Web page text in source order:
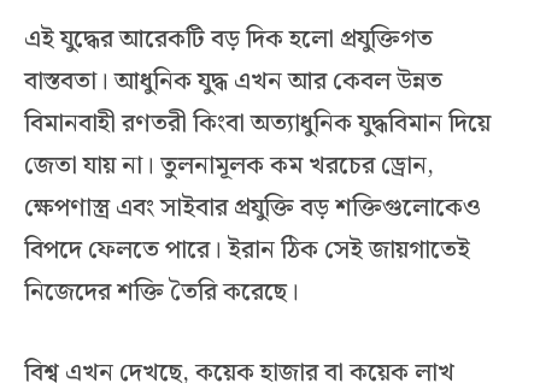
এই যুদ্ধের আরেকটি বড় দিক হলো প্রযুক্তিগত
বাস্তবতা। আধুনিক যুদ্ধ এখন আর কেবল উন্নত
বিমানবাহী রণতরী কিংবা অত্যাধুনিক যুদ্ধবিমান দিয়ে
জেতা যায় না। তুলনামূলক কম খরচের ড্রোন,
ক্ষেপণাস্ত্র এবং সাইবার প্রযুক্তি বড় শক্তিগুলোকেও
বিপদে ফেলতে পারে। ইরান ঠিক সেই জায়গাতেই
নিজেদের শক্তি তৈরি করেছে।
বিশ্ব এখন দেখছে, কয়েক হাজার বা কয়েক লাখ